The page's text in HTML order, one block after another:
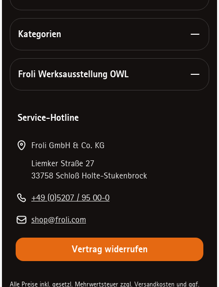
Service-Hotline
Froli GmbH & Co. KG
Liemker Straße 27
33758 Schloß Holte-Stukenbrock
+49 (0)5207 / 95 00-0
shop@froli.com
Vertrag widerrufen
Kategorien
Froli Werksausstellung OWL
Alle Preise inkl. gesetzl. Mehrwertsteuer zzgl. Versandkosten und ggf.